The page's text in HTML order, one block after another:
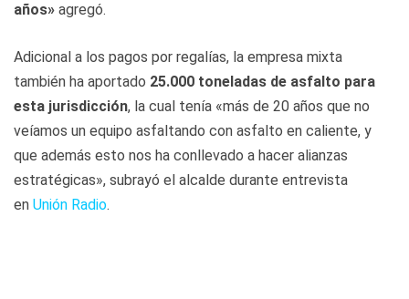
años» agregó.
Adicional a los pagos por regalías, la empresa mixta
también ha aportado 25.000 toneladas de asfalto para
esta jurisdicción, la cual tenía «más de 20 años que no
veíamos un equipo asfaltando con asfalto en caliente, y
que además esto nos ha conllevado a hacer alianzas
estratégicas», subrayó el alcalde durante entrevista
en Unión Radio.